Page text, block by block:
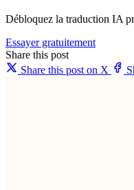
Débloquez la traduction IA
Essayer gratuitement
Share this post
Share this post on X